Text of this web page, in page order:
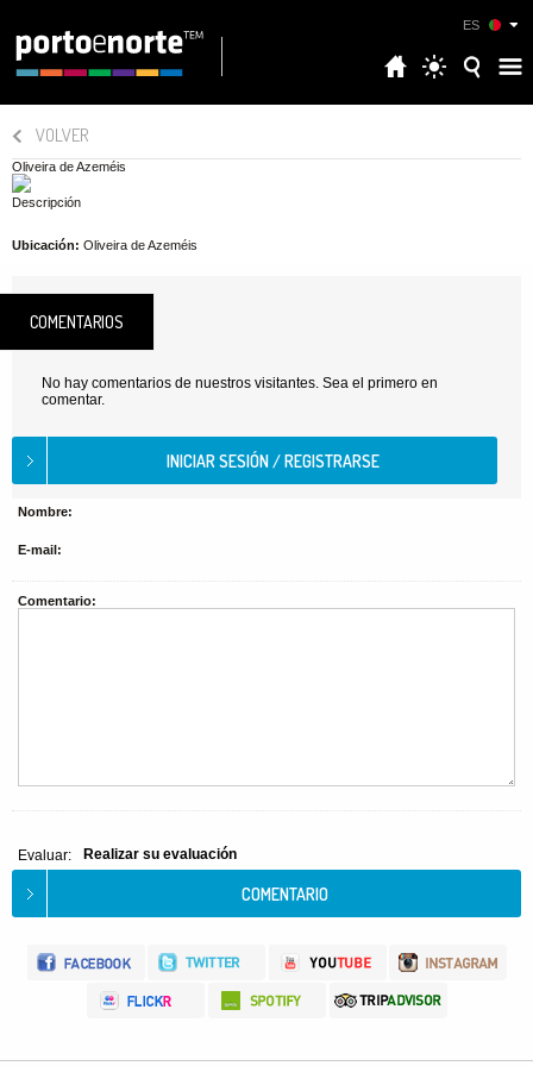
ES
VOLVER
Oliveira de Azeméis
Descripción
Ubicación: Oliveira de Azeméis
COMENTARIOS
No hay comentarios de nuestros visitantes. Sea el primero en
comentar.
Nombre:
E-mail:
Comentario:
Evaluar: Realizar su evaluación